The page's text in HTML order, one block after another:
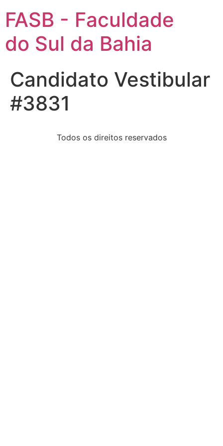
FASB - Faculdade
do Sul da Bahia
Candidato Vestibular
#3831
Todos os direitos reservados